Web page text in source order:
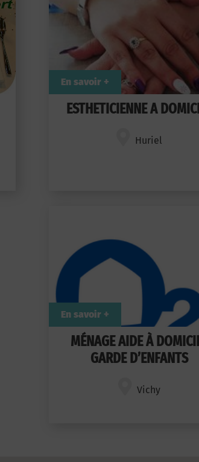
ESTHETICIENNE A
Huriel
En savoir +
MÉNAGE AIDE À
GARDE D’ENFANTS
Vichy
En savoir +